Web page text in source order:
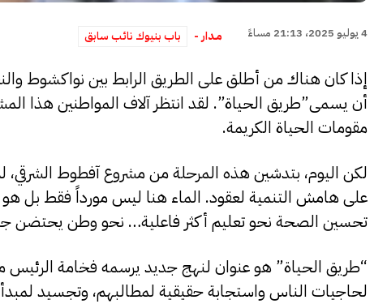
مــدار - باب بنيوك نائب سابق 4 يوليو 2025، 21:13 مساءً
إذا كان هناك من أطلق على الطريق الرابط بين نواكشوط
أن يسمى”طريق الحياة”. لقد انتظر آلاف المواطنين هذا
مقومات الحياة الكريمة.
لكن اليوم، بتدشين هذه المرحلة من مشروع آفطوط
على هامش التنمية لعقود. الماء هنا ليس مورداً فقط بل هو
تحسين الصحة نحو تعليم أكثر فاعلية… نحو وطن يحتضن
“طريق الحياة” هو عنوان لنهج جديد يرسمه فخامة الرئيس
لحاجيات الناس واستجابة حقيقية لمطالبهم، وتجسيد